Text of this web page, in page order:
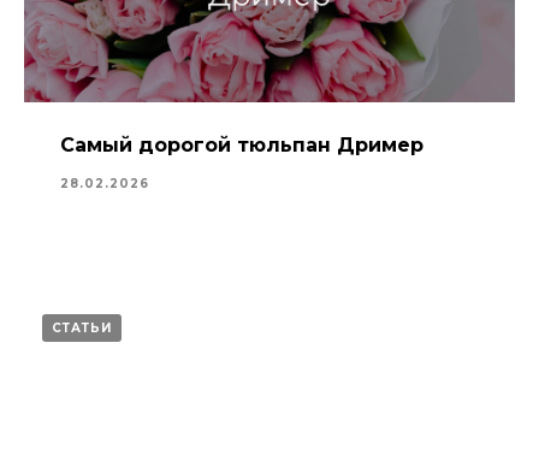
Самый дорогой тюльпан Дример
28.02.2026
СТАТЬИ